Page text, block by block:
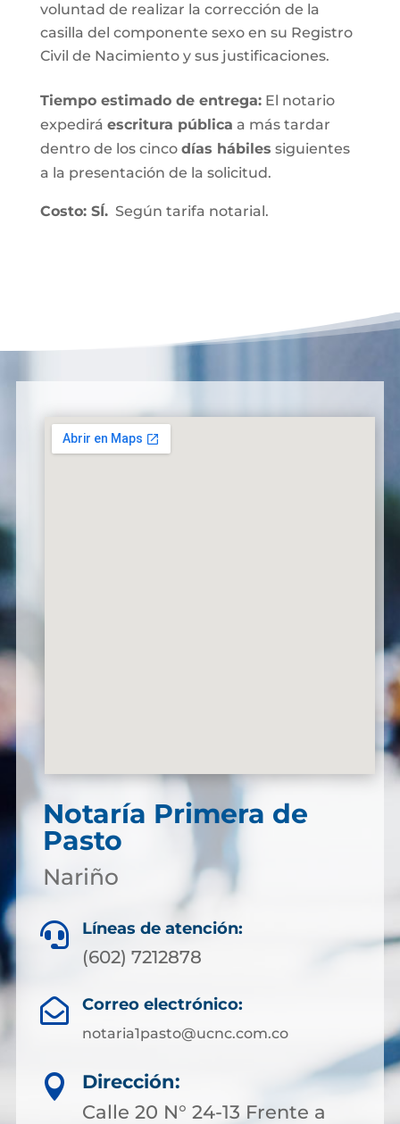
voluntad de realizar la corrección de la
casilla del componente sexo en su Registro
Civil de Nacimiento y sus justificaciones.
Tiempo estimado de entrega:El notario
expedirá escritura pública a más tardar
dentro de los cinco días hábiles siguientes
a la presentación de la solicitud.
Costo: SÍ.Según tarifa notarial.
Notaría Primera de
Pasto
Nariño
 Líneas de atención:
(602) 7212878
 Correo electrónico:
notaria1pasto@ucnc.com.co

Dirección:
Calle 20 N° 24-13 Frente a